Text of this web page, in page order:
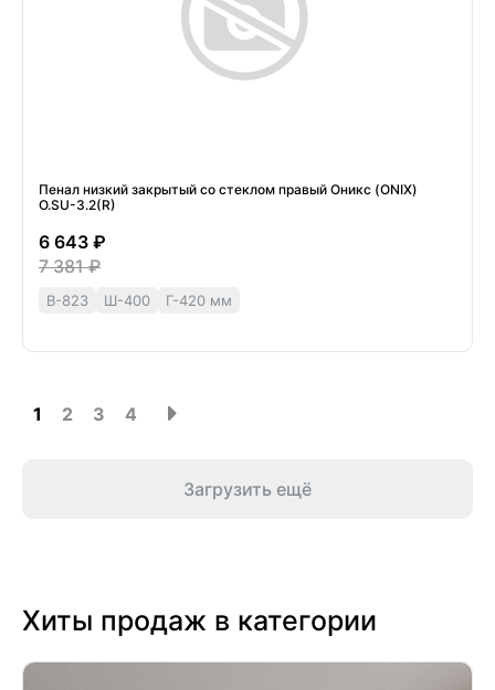
Пенал низкий закрытый со стеклом правый Оникс (ONIX)
O.SU-3.2(R)
6 643 ₽
7 381 ₽
В-823 Ш-400 Г-420 мм
1 2 3 4
Загрузить ещё
Хиты продаж в категории